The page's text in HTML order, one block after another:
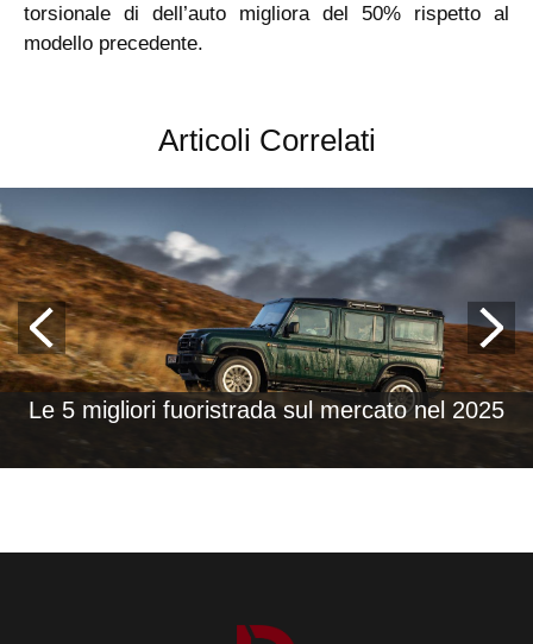
torsionale di dell’auto migliora del 50% rispetto al
modello precedente.
Articoli Correlati
Le 5 migliori fuoristrada sul mercato nel 2025